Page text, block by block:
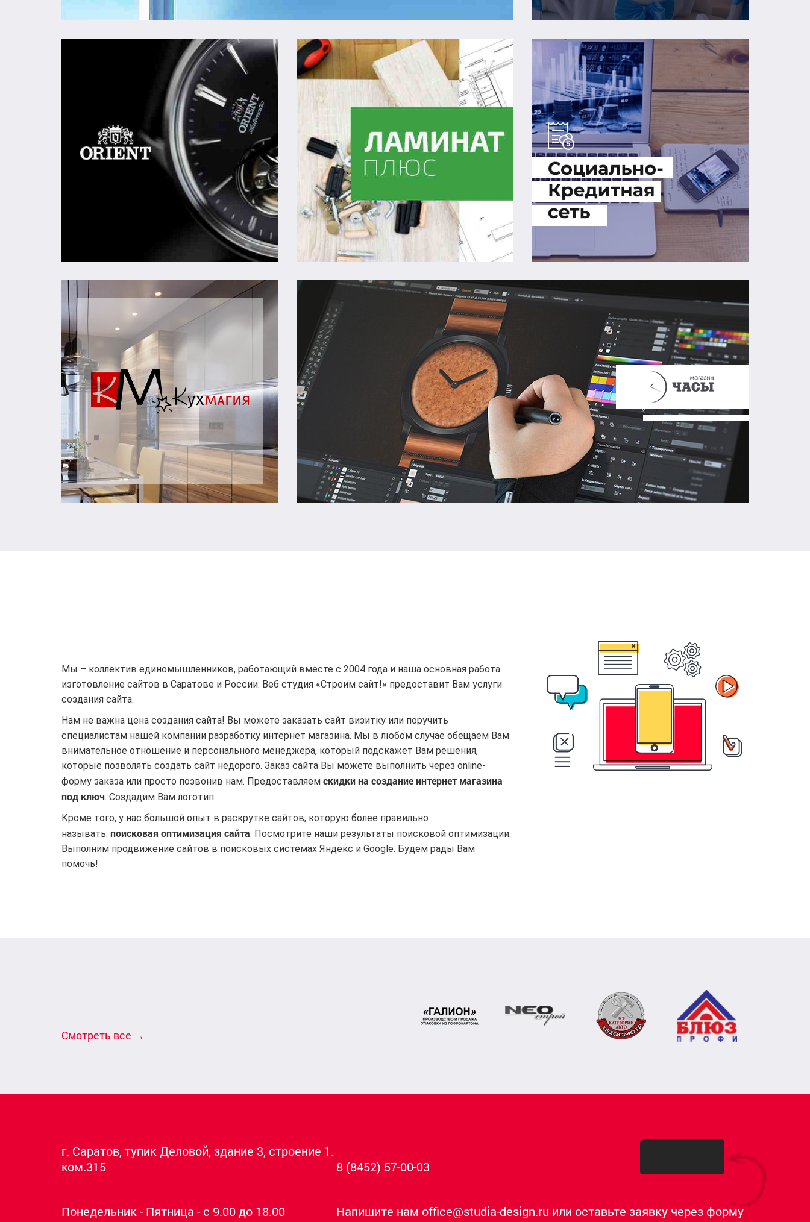
Мы – коллектив единомышленников, работающий вместе с 2004 года и наша основная работа
изготовление сайтов в Саратове и России. Веб студия «Строим сайт!» предоставит Вам услуги
создания сайта.
Нам не важна цена создания сайта! Вы можете заказать сайт визитку или поручить
специалистам нашей компании разработку интернет магазина. Мы в любом случае обещаем Вам
внимательное отношение и персонального менеджера, который подскажет Вам решения,
которые позволять создать сайт недорого. Заказ сайта Вы можете выполнить через online-
форму заказа или просто позвонив нам. Предоставляем скидки на создание интернет магазина
под ключ. Создадим Вам логотип.
Кроме того, у нас большой опыт в раскрутке сайтов, которую более правильно
называть: поисковая оптимизация сайта. Посмотрите наши результаты поисковой оптимизации.
Выполним продвижение сайтов в поисковых системах Яндекс и Google. Будем рады Вам
помочь!
Смотреть все →
г. Саратов, тупик Деловой, здание 3, строение 1.
ком.315
8 (8452) 57-00-03
Понедельник - Пятница - с 9.00 до 18.00 Напишите нам office@studia-design.ru или оставьте заявку через форму